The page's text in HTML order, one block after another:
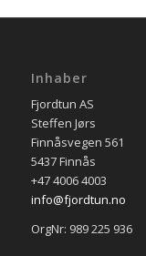
Inhaber
Fjordtun AS
Steffen Jørs
Finnåsvegen 561
5437 Finnås
+47 4006 4003
info@fjordtun.no
OrgNr: 989 225 936